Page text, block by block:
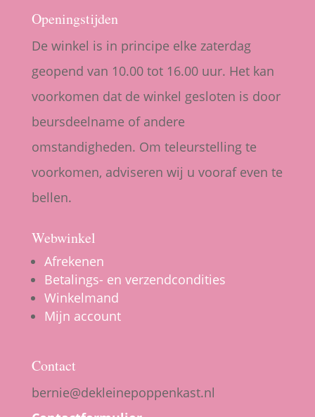
Openingstijden
De winkel is in principe elke zaterdag
geopend van 10.00 tot 16.00 uur. Het kan
voorkomen dat de winkel gesloten is door
beursdeelname of andere
omstandigheden. Om teleurstelling te
voorkomen, adviseren wij u vooraf even te
bellen.
Webwinkel
Afrekenen
Betalings- en verzendcondities
Winkelmand
Mijn account
Contact
bernie@dekleinepoppenkast.nl